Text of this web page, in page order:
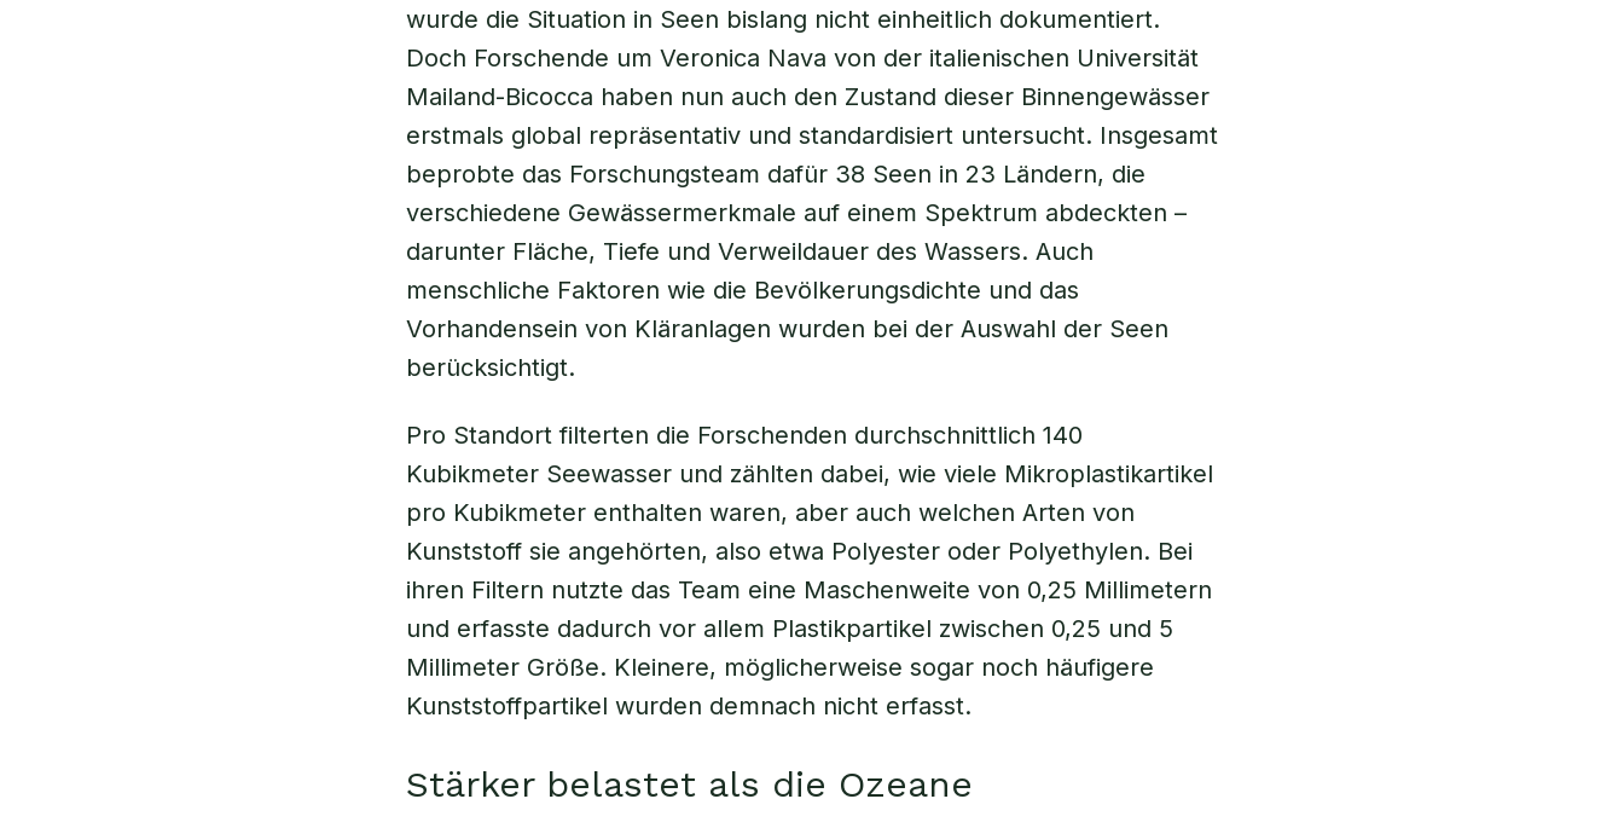
wurde die Situation in Seen bislang nicht einheitlich dokumentiert.
Doch Forschende um Veronica Nava von der italienischen Universität
Mailand-Bicocca haben nun auch den Zustand dieser Binnengewässer
erstmals global repräsentativ und standardisiert untersucht. Insgesamt
beprobte das Forschungsteam dafür 38 Seen in 23 Ländern, die
verschiedene Gewässermerkmale auf einem Spektrum abdeckten –
darunter Fläche, Tiefe und Verweildauer des Wassers. Auch
menschliche Faktoren wie die Bevölkerungsdichte und das
Vorhandensein von Kläranlagen wurden bei der Auswahl der Seen
berücksichtigt.
Pro Standort filterten die Forschenden durchschnittlich 140
Kubikmeter Seewasser und zählten dabei, wie viele Mikroplastikartikel
pro Kubikmeter enthalten waren, aber auch welchen Arten von
Kunststoff sie angehörten, also etwa Polyester oder Polyethylen. Bei
ihren Filtern nutzte das Team eine Maschenweite von 0,25 Millimetern
und erfasste dadurch vor allem Plastikpartikel zwischen 0,25 und 5
Millimeter Größe. Kleinere, möglicherweise sogar noch häufigere
Kunststoffpartikel wurden demnach nicht erfasst.
Stärker belastet als die Ozeane